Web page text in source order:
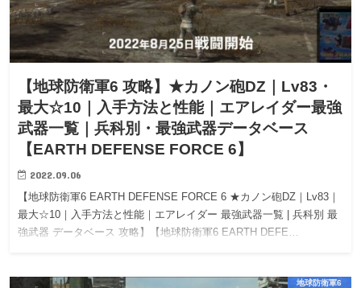
【地球防衛軍6 攻略】★カノン砲DZ｜Lv83・
最大☆10｜入手方法と性能｜エアレイダー最強
武器一覧｜兵科別・最強武器データベース
【EARTH DEFENSE FORCE 6】
2022.09.06
【地球防衛軍6 EARTH DEFENSE FORCE 6 ★カノン砲DZ｜Lv83｜
最大☆10｜入手方法と性能｜エアレイダー 最強武器一覧 | 兵科別 最
強武器 データベース 攻略】【地球防衛軍6 EARTH DEFE…
地球防衛軍6